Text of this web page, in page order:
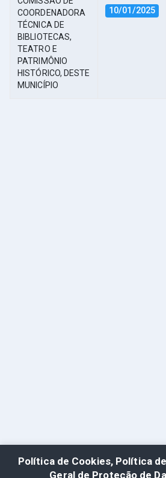
COORDENADORA
TÉCNICA DE
BIBLIOTECAS,
TEATRO E
PATRIMÔNIO
HISTÓRICO, DESTE
MUNICÍPIO
10/01/2025
Política de Cookies, Política
Geral de Proteção de